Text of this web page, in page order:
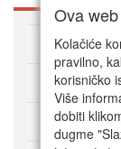
O DVD Zoni
Kako
Korisnički
Ova
Kolačiće
pravilno,
korisničko
Više
dobiti
dugme